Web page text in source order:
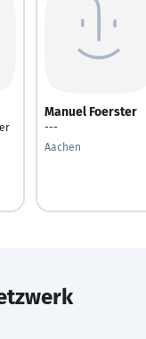
Manuel Foerster
---
Aachen